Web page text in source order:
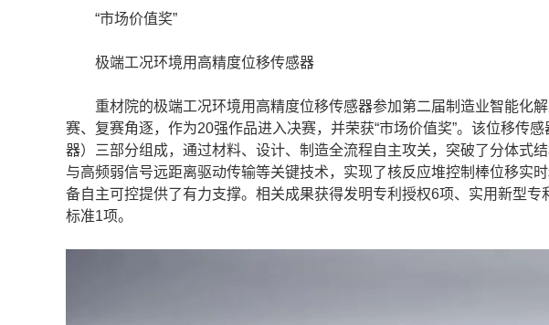
“市场价值奖”
极端工况环境用高精度位移传感器
重材院的极端工况环境用高精度位移传感器参加第二届制造业智能化
赛、复赛角逐，作为20强作品进入决赛，并荣获“市场价值奖”。该位移传
器）三部分组成，通过材料、设计、制造全流程自主攻关，突破了分体式
与高频弱信号远距离驱动传输等关键技术，实现了核反应堆控制棒位移实
备自主可控提供了有力支撑。相关成果获得发明专利授权6项、实用新型
标准1项。